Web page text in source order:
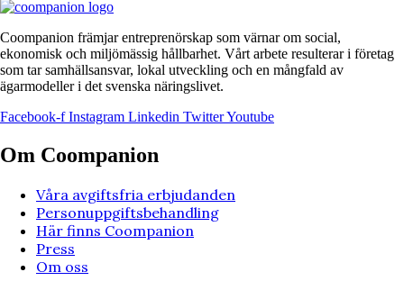
Coompanion främjar entreprenörskap som värnar om social,
ekonomisk och miljömässig hållbarhet. Vårt arbete resulterar i företag
som tar samhällsansvar, lokal utveckling och en mångfald av
ägarmodeller i det svenska näringslivet.
Facebook-f Instagram Linkedin TwitterYoutube
Om Coompanion
Våra avgiftsfria erbjudanden
Personuppgiftsbehandling
Här finns Coompanion
Press
Om oss